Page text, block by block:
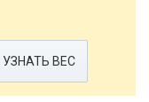
УЗНАТЬ ВЕС